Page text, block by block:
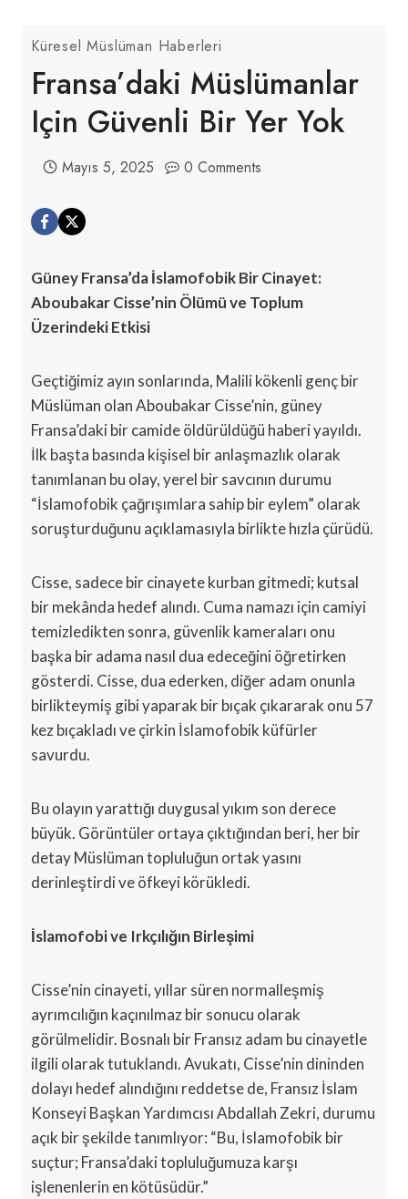
Küresel Müslüman Haberleri
Fransa’daki Müslümanlar
Için Güvenli Bir Yer Yok
Mayıs 5, 2025 0 Comments
Güney Fransa’da İslamofobik Bir Cinayet:
Aboubakar Cisse’nin Ölümü ve Toplum
Üzerindeki Etkisi
Geçtiğimiz ayın sonlarında, Malili kökenli genç bir
Müslüman olan Aboubakar Cisse’nin, güney
Fransa’daki bir camide öldürüldüğü haberi yayıldı.
İlk başta basında kişisel bir anlaşmazlık olarak
tanımlanan bu olay, yerel bir savcının durumu
“İslamofobik çağrışımlara sahip bir eylem” olarak
soruşturduğunu açıklamasıyla birlikte hızla çürüdü.
Cisse, sadece bir cinayete kurban gitmedi; kutsal
bir mekânda hedef alındı. Cuma namazı için camiyi
temizledikten sonra, güvenlik kameraları onu
başka bir adama nasıl dua edeceğini öğretirken
gösterdi. Cisse, dua ederken, diğer adam onunla
birlikteymiş gibi yaparak bir bıçak çıkararak onu 57
kez bıçakladı ve çirkin İslamofobik küfürler
savurdu.
Bu olayın yarattığı duygusal yıkım son derece
büyük. Görüntüler ortaya çıktığından beri, her bir
detay Müslüman topluluğun ortak yasını
derinleştirdi ve öfkeyi körükledi.
İslamofobi ve Irkçılığın Birleşimi
Cisse’nin cinayeti, yıllar süren normalleşmiş
ayrımcılığın kaçınılmaz bir sonucu olarak
görülmelidir. Bosnalı bir Fransız adam bu cinayetle
ilgili olarak tutuklandı. Avukatı, Cisse’nin dininden
dolayı hedef alındığını reddetse de, Fransız İslam
Konseyi Başkan Yardımcısı Abdallah Zekri, durumu
açık bir şekilde tanımlıyor: “Bu, İslamofobik bir
suçtur; Fransa’daki topluluğumuza karşı
işlenenlerin en kötüsüdür.”